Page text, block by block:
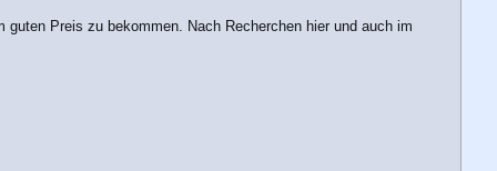
Preis zu bekommen. Nach Recherchen hier und auch im